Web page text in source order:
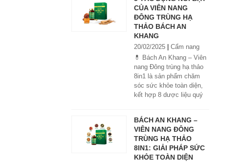
#nhatthanhbak
CỦA VIÊN NANG
ĐÔNG TRÙNG HẠ
THẢO BÁCH AN
KHANG
20/02/2025
Cẩm nang
💊 Bách An Khang – Viên
nang Đông trùng hạ thảo
8in1 là sản phẩm chăm
sóc sức khỏe toàn diện,
kết hợp 8 dược liệu quý
ngủ ngon, giảm mệt mỏi.
Sản phẩm được sản xuất
tại nhà máy đạt chuẩn
GMP, sử dụng công nghệ
cao khô đậm đặc gấp 10
BÁCH AN KHANG –
VIÊN NANG ĐÔNG
TRÙNG HẠ THẢO
8IN1: GIẢI PHÁP SỨC
KHỎE TOÀN DIỆN